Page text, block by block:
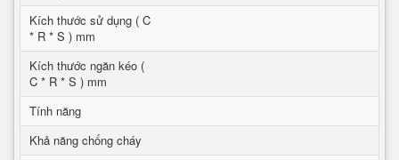
Kích thước sử dụng ( C
* R * S ) mm
Kích thước ngăn kéo (
C * R * S ) mm
Tính năng
Khả năng chống cháy